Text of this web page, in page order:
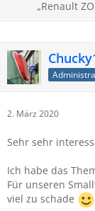
„Renault
2. März 2020
Sehr sehr
Ich habe das
Für unseren
viel zu schade